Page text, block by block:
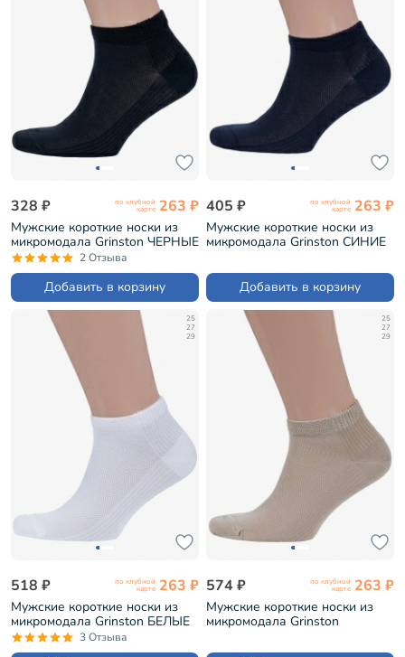
328 ₽ по клубной
карте 263 ₽
Мужские короткие носки из
микромодала Grinston ЧЕРНЫЕ
(15D10)
2 Отзыва
Добавить в корзину
405 ₽ по клубной
карте 263 ₽
Мужские короткие носки из
микромодала Grinston СИНИЕ
Добавить в корзину
25
27
29
518 ₽ по клубной
карте 263 ₽
Мужские короткие носки из
микромодала Grinston БЕЛЫЕ
(15D10)
3 Отзыва
25
27
29
574 ₽ по клубной
карте 263 ₽
Мужские короткие носки из
микромодала Grinston